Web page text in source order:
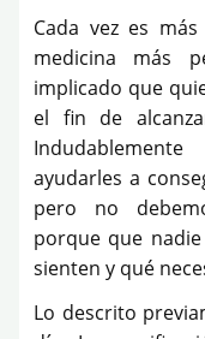
Cada vez es
medicina más
implicado que
el fin de
ayudarles a
pero no
porque que
sienten y qué
Lo descrito